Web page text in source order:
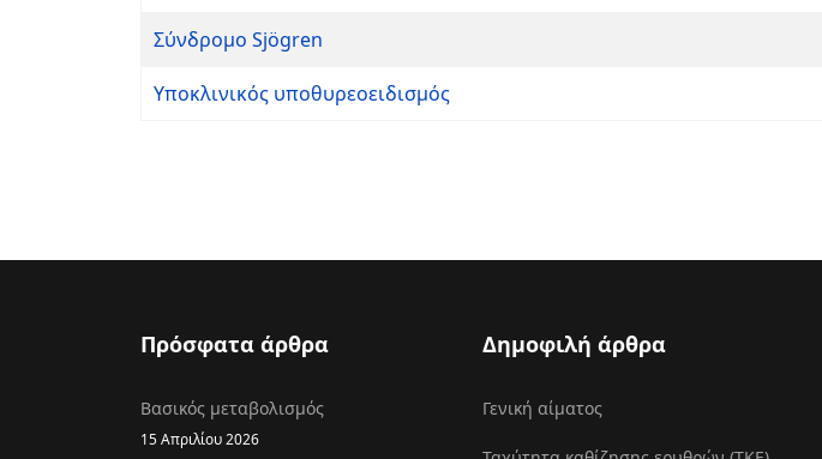
Σύνδρομο Sjögren
Υποκλινικός υποθυρεοειδισμός
Πρόσφατα άρθρα
Βασικός μεταβολισμός
15 Απριλίου 2026
Δημοφιλή άρθρα
Γενική αίματος